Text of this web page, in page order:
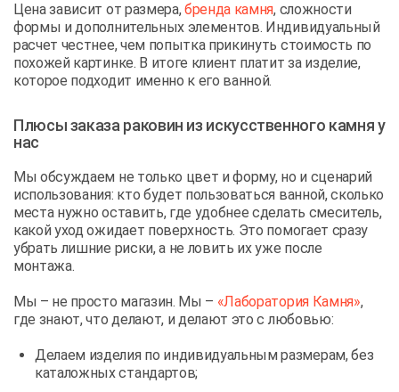
Цена зависит от размера,бренда камня, сложности
формы и дополнительных элементов. Индивидуальный
расчет честнее, чем попытка прикинуть стоимость по
похожей картинке. В итоге клиент платит за изделие,
которое подходит именно к его ванной.
Плюсы заказа раковин из искусственного камня у
нас
Мы обсуждаем не только цвет и форму, но и сценарий
использования: кто будет пользоваться ванной, сколько
места нужно оставить, где удобнее сделать смеситель,
какой уход ожидает поверхность. Это помогает сразу
убрать лишние риски, а не ловить их уже после
монтажа.
Мы – не просто магазин. Мы – «Лаборатория Камня»,
где знают, что делают, и делают это с любовью:
Делаем изделия по индивидуальным размерам, без
каталожных стандартов;